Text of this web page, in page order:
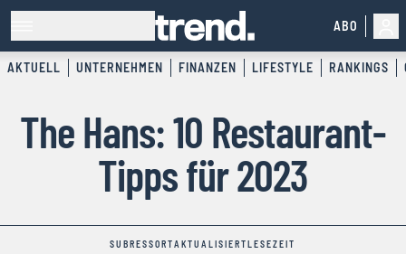
ABO
AKTUELL UNTERNEHMEN FINANZEN LIFESTYLE RANKINGS
The Hans: 10 Restaurant-
Tipps für 2023
SUBRESSORTAKTUALISIERTLESEZEIT